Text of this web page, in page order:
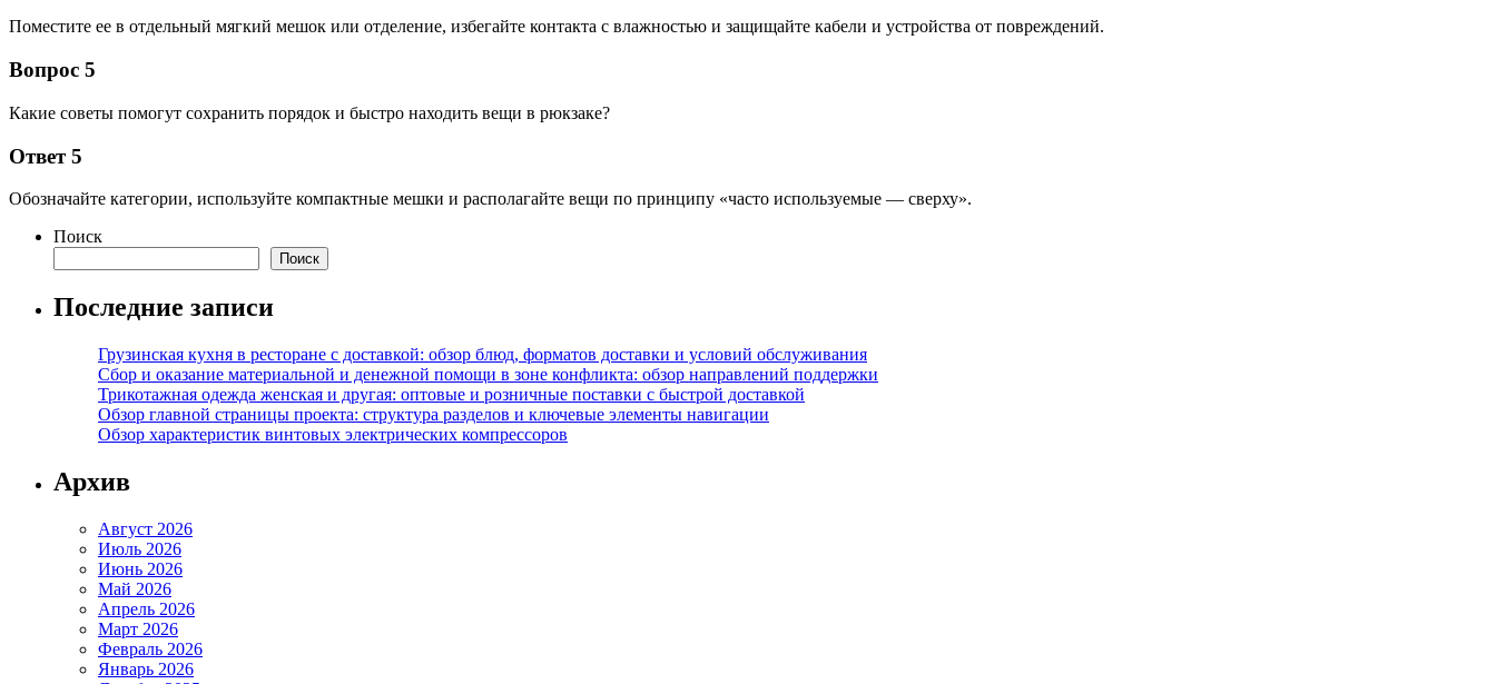
Поместите ее в отдельный мягкий мешок или отделение, избегайте контакта с влажностью и защищайте кабели и устройства от повреждений.
Вопрос 5
Какие советы помогут сохранить порядок и быстро находить вещи в рюкзаке?
Ответ 5
Обозначайте категории, используйте компактные мешки и располагайте вещи по принципу «часто используемые — сверху».
Поиск
Поиск
Последние записи
Грузинская кухня в ресторане с доставкой: обзор блюд, форматов доставки и условий обслуживания
Сбор и оказание материальной и денежной помощи в зоне конфликта: обзор направлений поддержки
Трикотажная одежда женская и другая: оптовые и розничные поставки с быстрой доставкой
Обзор главной страницы проекта: структура разделов и ключевые элементы навигации
Обзор характеристик винтовых электрических компрессоров
Архив
Август 2026
Июль 2026
Июнь 2026
Май 2026
Апрель 2026
Март 2026
Февраль 2026
Январь 2026